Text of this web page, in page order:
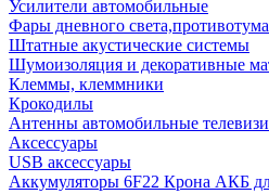
Усилители автомобильные
Фары дневного
Штатные акустические системы
Шумоизоляция и декоративные
Клеммы, клеммники
Крокодилы
Антенны автомобильные
Аксессуары
USB аксессуары
Аккумуляторы 6F22 Крона АКБ